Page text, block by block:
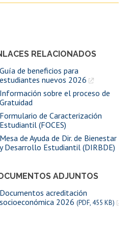
RELACIONADOS
Guía de beneficios para
estudiantes nuevos 2026
Información sobre el proceso de
Gratuidad
Formulario de Caracterización
Estudiantil (FOCES)
Mesa de Ayuda de Dir. de Bienestar
y Desarrollo Estudiantil (DIRBDE)
ADJUNTOS
Documentos acreditación
socioeconómica 2026 (PDF, 455 KB)